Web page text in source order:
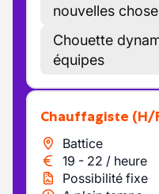
nouvelles
Chouette
équipes
Chauffagiste (H/
Battice
19 - 22 / heure
Possibilité fixe